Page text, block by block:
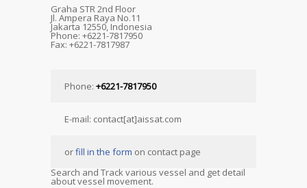
Graha STR 2nd Floor
Jl. Ampera Raya No.11
Jakarta 12550, Indonesia
Phone: +6221-7817950
Fax: +6221-7817987
Phone: +6221-7817950
E-mail: contact[at]aissat.com
orfill in the form on contact page
Search and Track various vessel and get detail
about vessel movement.